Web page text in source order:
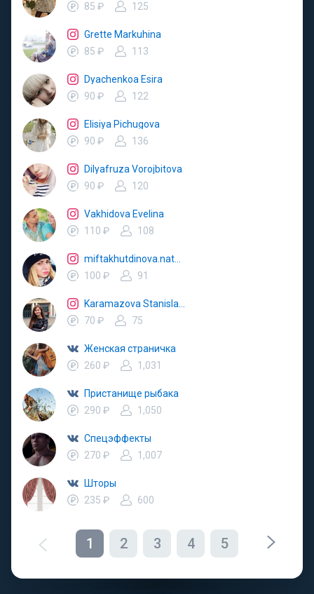
85 ₽
125
Grette Markuhina
85 ₽
113
Dyachenkoa Esira
90 ₽
122
Elisiya Pichugova
90 ₽
136
Dilyafruza Vorojbitova
90 ₽
120
Vakhidova Evelina
110 ₽
108
100 ₽
91
70 ₽
75
Женская страничка
260 ₽
1,031
Пристанище рыбака
290 ₽
1,050
Спецэффекты
270 ₽
1,007
Шторы
235 ₽
600
1 2 3 4 5